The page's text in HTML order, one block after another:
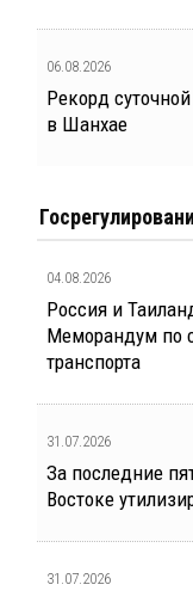
06.08.2026
Рекорд
в Шанхае
04.08.2026
Россия и
Меморандум по
транспорта
31.07.2026
За последние
Востоке
31.07.2026